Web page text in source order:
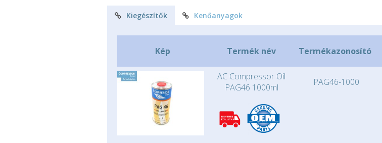
Kiegészítők Kenőanyagok
Kép Termék név Termékazonosító
AC Compressor Oil
PAG46 1000ml
PAG46-1000